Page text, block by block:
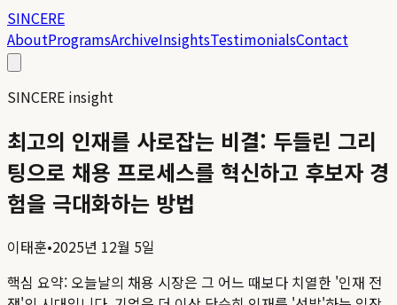
SINCERE
AboutProgramsArchiveInsightsTestimonialsContact
SINCERE insight
최고의 인재를 사로잡는 비결: 두들린 그리
팅으로 채용 프로세스를 혁신하고 후보자 경
험을 극대화하는 방법
이태훈•2025년 12월 5일
핵심 요약: 오늘날의 채용 시장은 그 어느 때보다 치열한 '인재 전